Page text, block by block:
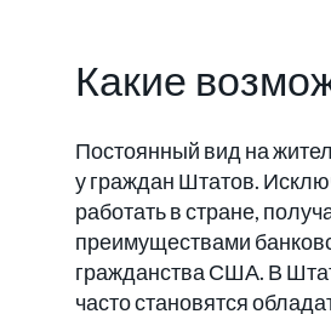
Какие
Постоянный вид на
у граждан Штатов.
работать в стране,
преимуществами
гражданства США. В
часто становятся